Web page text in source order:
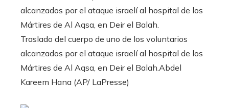
Traslado del cuerpo de uno de los voluntarios
alcanzados por el ataque israelí al hospital de los
Mártires de Al Aqsa, en Deir el Balah. Abdel
Kareem Hana (AP/ LaPresse)